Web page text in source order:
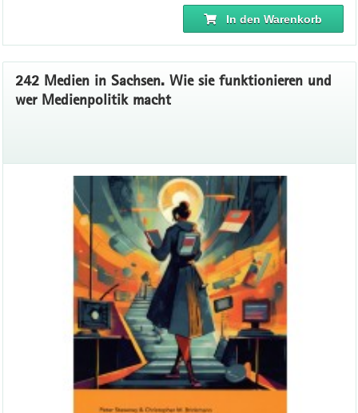
In den Warenkorb
242 Medien in Sachsen. Wie sie funktionieren und
wer Medienpolitik macht